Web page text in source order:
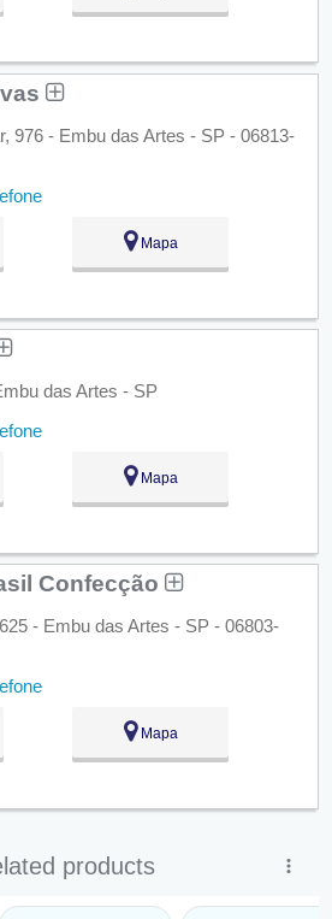
976 - Embu das Artes - SP - 06813-
Mapa
das Artes - SP
Mapa
Confecção
- Embu das Artes - SP - 06803-
Mapa